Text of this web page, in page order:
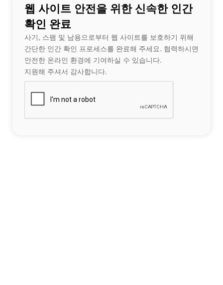
웹 사이트 안전을 위한 신속한 인간
확인 완료
사기, 스팸 및 남용으로부터 웹 사이트를 보호하기 위해
간단한 인간 확인 프로세스를 완료해 주세요. 협력하시면
안전한 온라인 환경에 기여하실 수 있습니다.
지원해 주셔서 감사합니다.